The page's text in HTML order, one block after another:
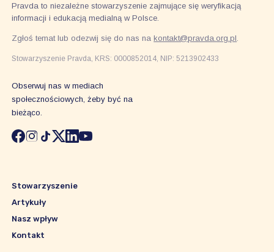
Pravda to niezależne stowarzyszenie zajmujące się weryfikacją
informacji i edukacją medialną w Polsce.
Zgłoś temat lub odezwij się do nas nakontakt@pravda.org.pl
Stowarzyszenie Pravda, KRS: 0000852014, NIP: 5213902433
Obserwuj nas w mediach
społecznościowych, żeby być na
bieżąco.
Stowarzyszenie
Artykuły
Nasz wpływ
Kontakt